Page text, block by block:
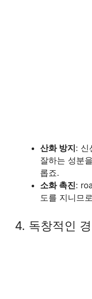
산화 방지 : 신
잘하는 성분
롭죠.
소화 촉진:
도를 지니므
4. 독창적인